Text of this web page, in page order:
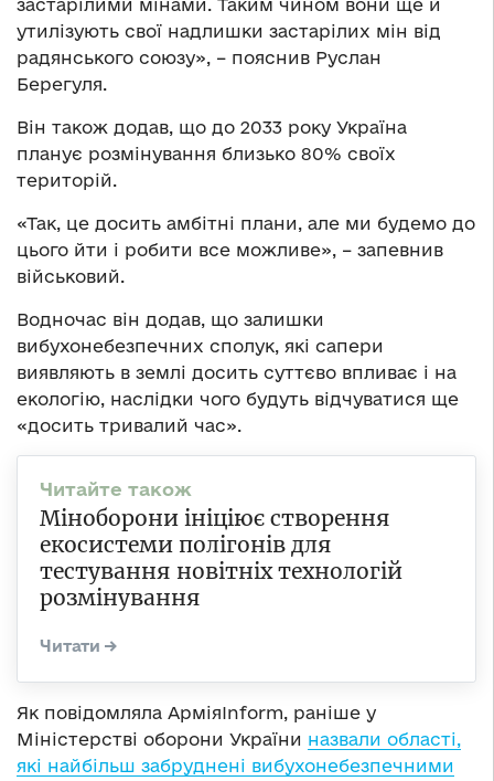
застарілими мінами. Таким чином вони ще й
утилізують свої надлишки застарілих мін від
радянського союзу», – пояснив Руслан
Берегуля.
Він також додав, що до 2033 року Україна
планує розмінування близько 80% своїх
територій.
«Так, це досить амбітні плани, але ми будемо до
цього йти і робити все можливе», – запевнив
військовий.
Водночас він додав, що залишки
вибухонебезпечних сполук, які сапери
виявляють в землі досить суттєво впливає і на
екологію, наслідки чого будуть відчуватися ще
«досить тривалий час».
Міноборони ініціює створення
екосистеми полігонів для
тестування новітніх технологій
розмінування
Як повідомляла АрміяInform, раніше у
Міністерстві оборони України назвали області,
які найбільш забруднені вибухонебезпечними